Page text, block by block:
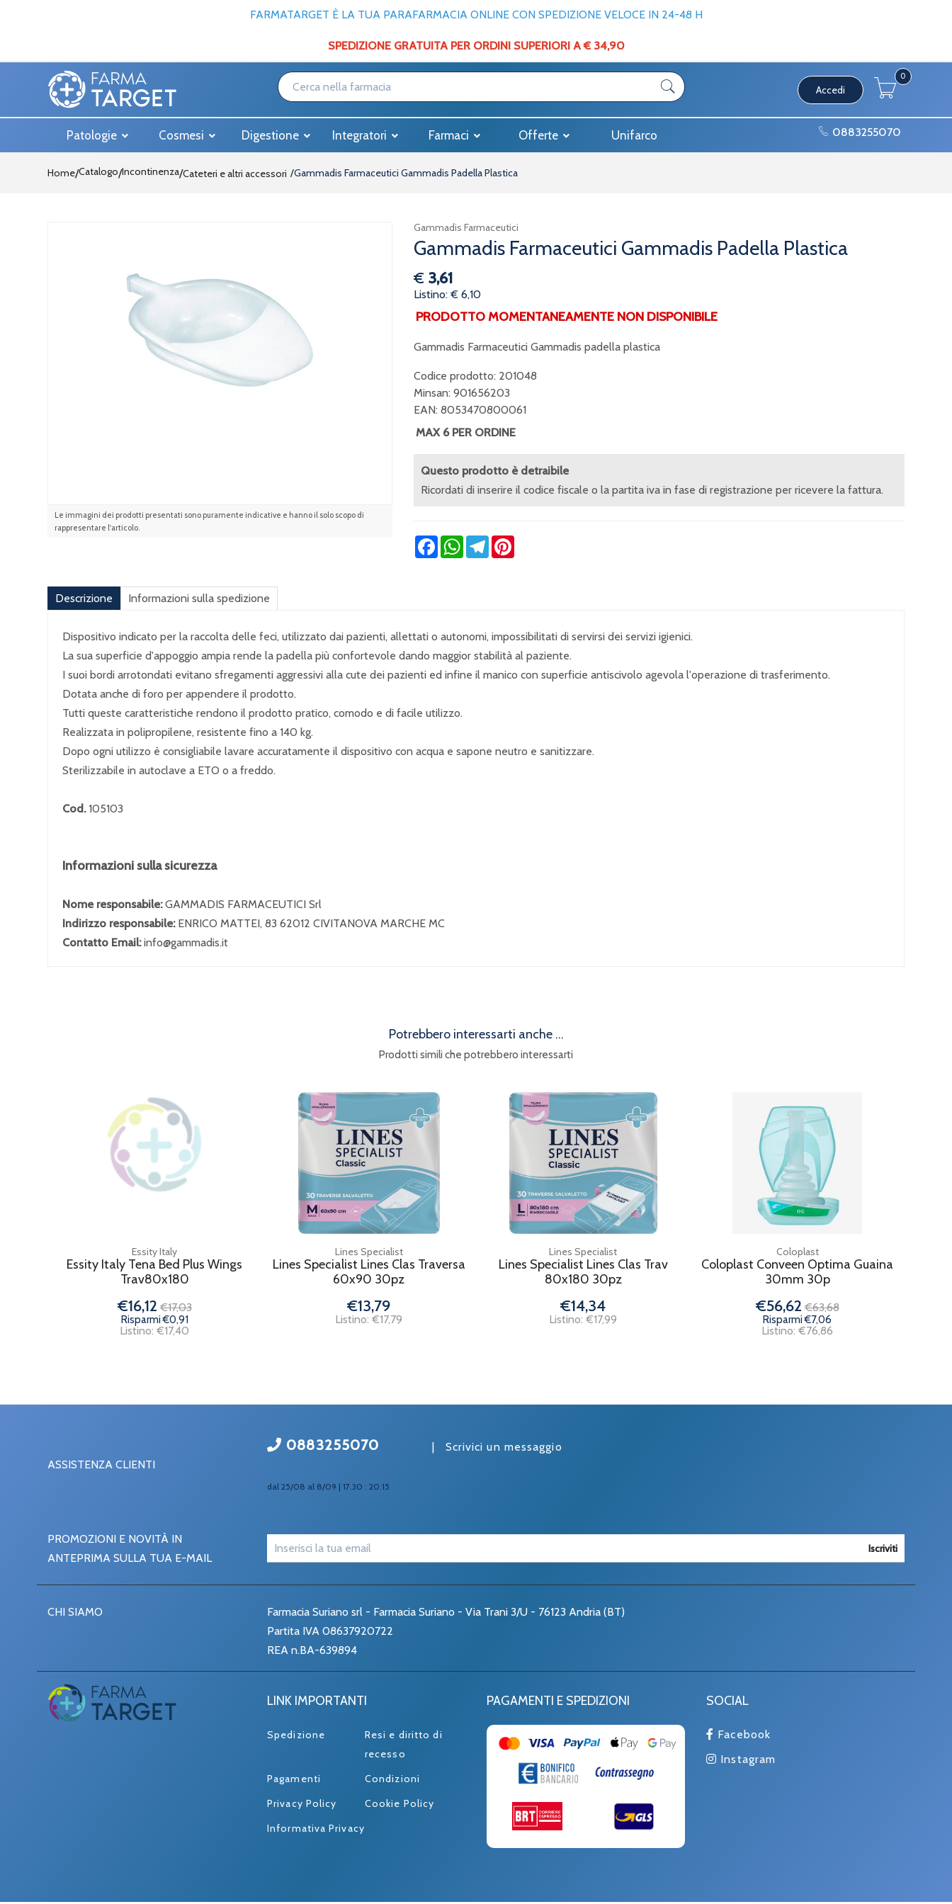
FARMATARGET È LA TUA PARAFARMACIA ONLINE CON SPEDIZIONE VELOCE IN 24-48 H
SPEDIZIONE GRATUITA PER ORDINI SUPERIORI A € 34,90
Accedi
0
Patologie Cosmesi Digestione Integratori Farmaci Offerte Unifarco 0883255070
Home Catalogo/Incontinenza/Cateteri e altri accessori Gammadis Farmaceutici Gammadis Padella Plastica
Le immagini dei prodotti presentati sono puramente indicative e hanno il solo scopo di
rappresentare l'articolo.
Gammadis Farmaceutici
Gammadis Farmaceutici Gammadis Padella Plastica
€ 3,61
Listino: € 6,10
PRODOTTO MOMENTANEAMENTE NON DISPONIBILE
Gammadis Farmaceutici Gammadis padella plastica
Codice prodotto: 201048
Minsan: 901656203
EAN: 8053470800061
MAX 6 PER ORDINE
Questo prodotto è detraibile
Ricordati di inserire il codice fiscale o la partita iva in fase di registrazione per ricevere la fattura.
FacebookWhatsApp
TelegramPinterest
Descrizione Informazioni sulla spedizione
Dispositivo indicato per la raccolta delle feci, utilizzato dai pazienti, allettati o autonomi, impossibilitati di servirsi dei servizi igienici.
La sua superficie d'appoggio ampia rende la padella più confortevole dando maggior stabilità al paziente.
I suoi bordi arrotondati evitano sfregamenti aggressivi alla cute dei pazienti ed infine il manico con superficie antiscivolo agevola l'operazione di trasferimento.
Dotata anche di foro per appendere il prodotto.
Tutti queste caratteristiche rendono il prodotto pratico, comodo e di facile utilizzo.
Realizzata in polipropilene, resistente fino a 140 kg.
Dopo ogni utilizzo è consigliabile lavare accuratamente il dispositivo con acqua e sapone neutro e sanitizzare.
Sterilizzabile in autoclave a ETO o a freddo.
Cod.105103
Informazioni sulla sicurezza
Nome responsabile:GAMMADIS FARMACEUTICI Srl
Indirizzo responsabile: ENRICO MATTEI, 83 62012 CIVITANOVA MARCHE MC
Contatto Email:info@gammadis.it
Potrebbero interessarti anche ...
Prodotti simili che potrebbero interessarti
Essity Italy
Essity Italy Tena Bed Plus Wings
Trav80x180
€16,12 €17,03
Risparmi €0,91
Listino: €17,40
Lines Specialist
Lines Specialist Lines Clas Traversa
60x90 30pz
€13,79
Listino: €17,79
Lines Specialist
Lines Specialist Lines Clas Trav
80x180 30pz
€14,34
Listino: €17,99
Coloplast
Coloplast Conveen Optima Guaina
30mm 30p
€56,62 €63,68
Risparmi €7,06
Listino: €76,86
ASSISTENZA CLIENTI
0883255070
dal 25/08 al 8/09 | 17.30 : 20.15
| Scrivici un messaggio
PROMOZIONI E NOVITÀ IN
ANTEPRIMA SULLA TUA E-MAIL
Iscriviti
CHI SIAMO
Farmacia Suriano srl - Farmacia Suriano - Via Trani 3/U - 76123 Andria (BT)
Partita IVA 08637920722
REA n.BA-639894
LINK IMPORTANTI
Spedizione
Resi e diritto di
recesso
Pagamenti
Condizioni
Privacy Policy
Cookie Policy
Informativa Privacy
PAGAMENTI E SPEDIZIONI SOCIAL
Facebook
Instagram